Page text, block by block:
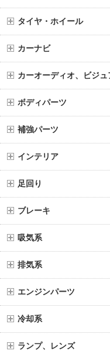
タイヤ・ホイール
カーナビ
カーオーディオ、ビジュ
ボディパーツ
補強パーツ
インテリア
足回り
ブレーキ
吸気系
排気系
エンジンパーツ
冷却系
ランプ、レンズ